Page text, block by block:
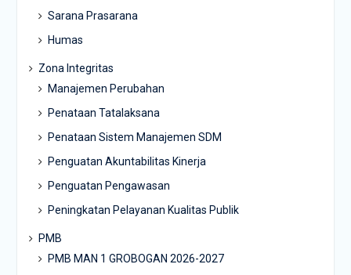
Sarana Prasarana
Humas
Zona Integritas
Manajemen Perubahan
Penataan Tatalaksana
Penataan Sistem Manajemen SDM
Penguatan Akuntabilitas Kinerja
Penguatan Pengawasan
Peningkatan Pelayanan Kualitas Publik
PMB
PMB MAN 1 GROBOGAN 2026-2027